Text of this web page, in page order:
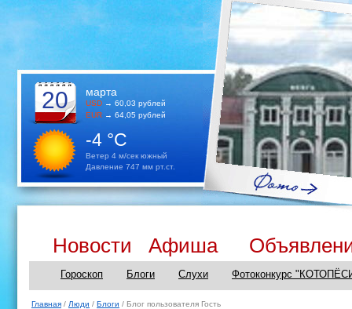
20 марта
USD → 60,03 рублей
EUR → 64,05 рублей
-4 °C
Ветер 4 м/сек южный
Давление 747 мм рт.ст.
Новости Афиша
Гороскоп Блоги Слухи Фотоконкурс
Главная / Люди / Блоги / Блог пользователя Гость